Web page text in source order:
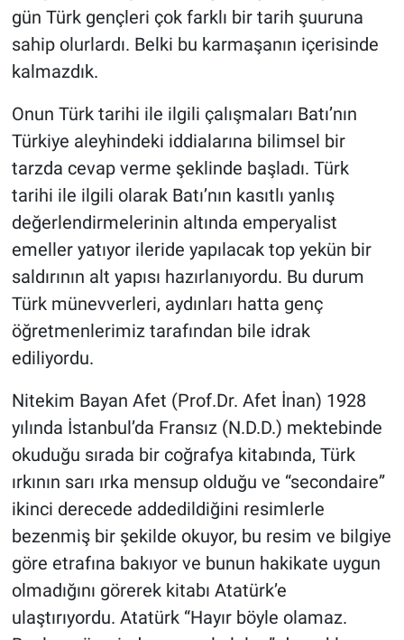
gün Türk gençleri çok farklı bir tarih şuuruna
sahip olurlardı. Belki bu karmaşanın içerisinde
kalmazdık.
Onun Türk tarihi ile ilgili çalışmaları Batı’nın
Türkiye aleyhindeki iddialarına bilimsel bir
tarzda cevap verme şeklinde başladı. Türk
tarihi ile ilgili olarak Batı’nın kasıtlı yanlış
değerlendirmelerinin altında emperyalist
emeller yatıyor ileride yapılacak top yekün bir
saldırının alt yapısı hazırlanıyordu. Bu durum
Türk münevverleri, aydınları hatta genç
öğretmenlerimiz tarafından bile idrak
ediliyordu.
Nitekim Bayan Afet (Prof.Dr. Afet İnan) 1928
yılında İstanbul’da Fransız (N.D.D.) mektebinde
okuduğu sırada bir coğrafya kitabında, Türk
ırkının sarı ırka mensup olduğu ve “secondaire”
ikinci derecede addedildiğini resimlerle
bezenmiş bir şekilde okuyor, bu resim ve bilgiye
göre etrafına bakıyor ve bunun hakikate uygun
olmadığını görerek kitabı Atatürk’e
ulaştırıyordu. Atatürk “Hayır böyle olamaz.